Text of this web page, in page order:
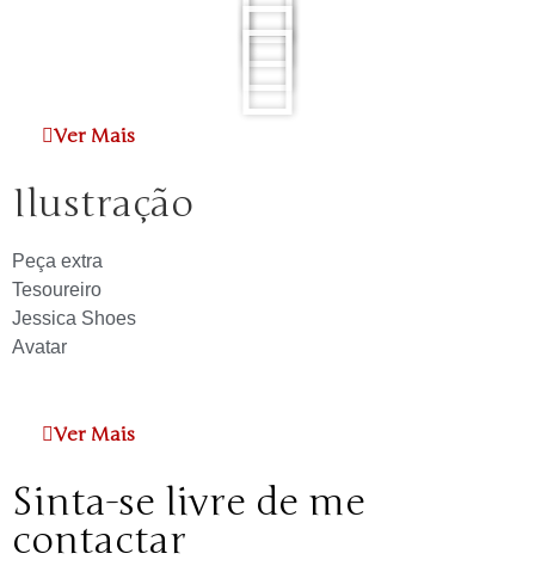
Ver Mais
Ilustração
Peça extra
Tesoureiro
Jessica Shoes
Avatar
Ver Mais
Sinta-se livre de me
contactar